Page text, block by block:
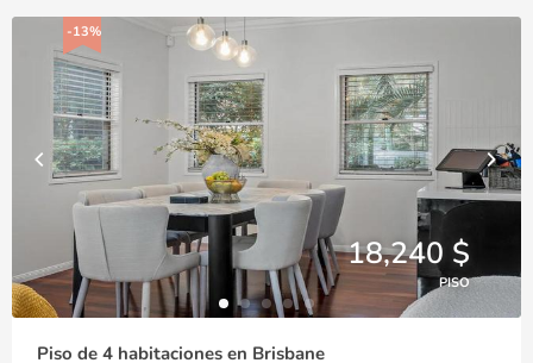
-13%
18,240 $
PISO
Piso de 4 habitaciones en Brisbane